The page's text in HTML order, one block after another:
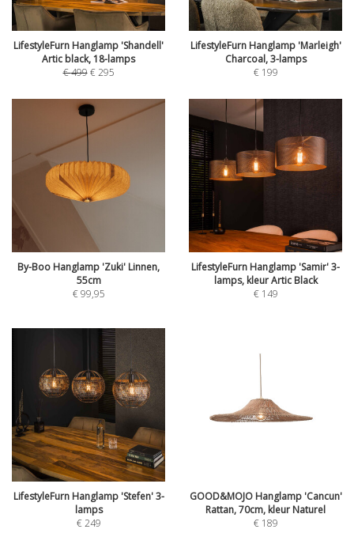
LifestyleFurn Hanglamp 'Shandell'
Artic black, 18-lamps
€499 €295
LifestyleFurn Hanglamp 'Marleigh'
Charcoal, 3-lamps
€ 199
By-Boo Hanglamp 'Zuki' Linnen,
55cm
€99,95
LifestyleFurn Hanglamp 'Samir' 3-
lamps, kleur Artic Black
€ 149
LifestyleFurn Hanglamp 'Stefen' 3-
lamps
€249
GOOD&MOJO Hanglamp 'Cancun'
Rattan, 70cm, kleur Naturel
€ 189